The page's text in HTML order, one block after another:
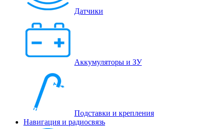
Датчики
Аккумуляторы и ЗУ
Подставки и крепления
Навигация и радиосвязь